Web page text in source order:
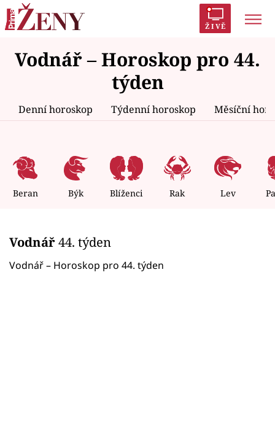
ŽIVĚ
Trendy: Polabí Inspekce Prostřeno!
AYTO?
Proměny
Témata
Celebrity
Seriály
Vodnář – Horoskop pro 44.
týden
Denní horoskop Týdenní horoskop Měsíční
Beran Býk Blíženci Rak Lev
Vodnář44. týden
Vodnář – Horoskop pro 44. týden